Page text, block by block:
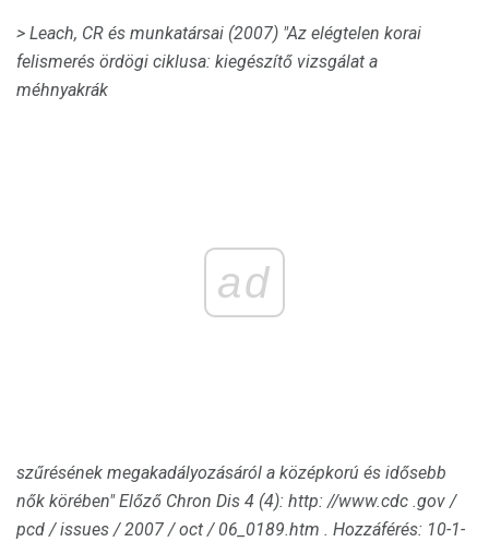
> Leach, CR és munkatársai (2007) "Az elégtelen korai
felismerés ördögi ciklusa: kiegészítő vizsgálat a
méhnyakrák
ad
szűrésének megakadályozásáról a középkorú és idősebb
nők körében" Előző Chron Dis 4 (4): http: //www.cdc .gov /
pcd / issues / 2007 / oct / 06_0189.htm . Hozzáférés: 10-1-